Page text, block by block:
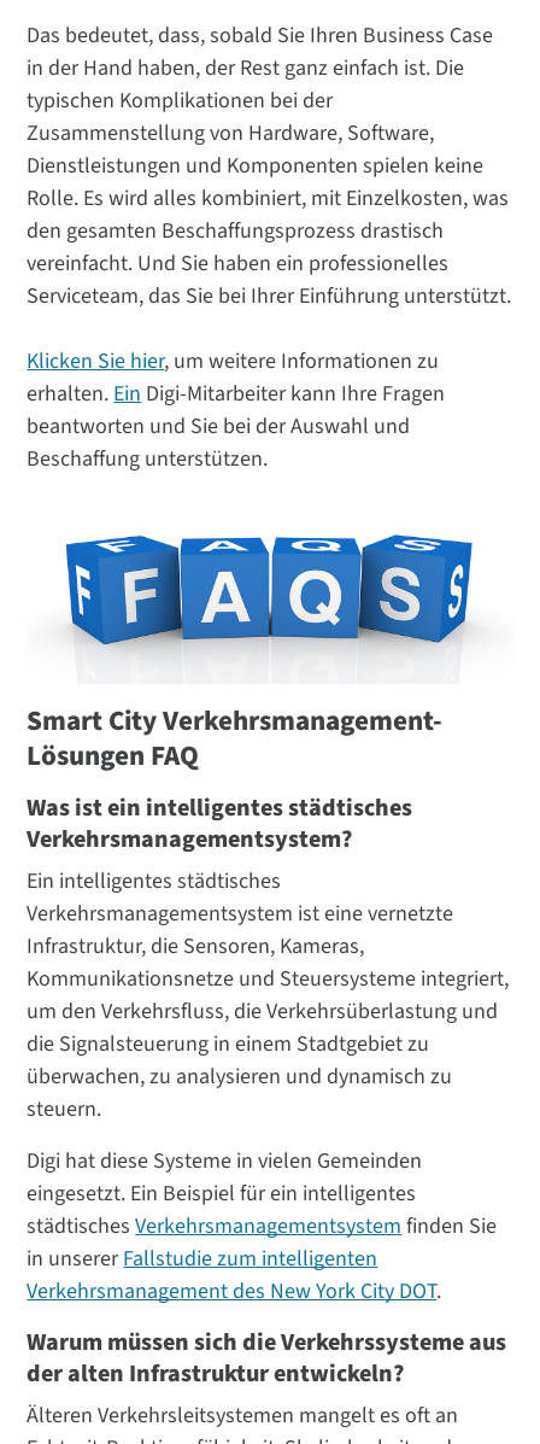
Das bedeutet, dass, sobald Sie Ihren Business Case
in der Hand haben, der Rest ganz einfach ist. Die
typischen Komplikationen bei der
Zusammenstellung von Hardware, Software,
Dienstleistungen und Komponenten spielen keine
Rolle. Es wird alles kombiniert, mit Einzelkosten, was
den gesamten Beschaffungsprozess drastisch
vereinfacht. Und Sie haben ein professionelles
Serviceteam, das Sie bei Ihrer Einführung unterstützt.
Klicken Sie hier, um weitere Informationen zu
erhalten. Ein Digi-Mitarbeiter kann Ihre Fragen
beantworten und Sie bei der Auswahl und
Beschaffung unterstützen.
Smart City Verkehrsmanagement-
Lösungen FAQ
Was ist ein intelligentes städtisches
Verkehrsmanagementsystem?
Ein intelligentes städtisches
Verkehrsmanagementsystem ist eine vernetzte
Infrastruktur, die Sensoren, Kameras,
Kommunikationsnetze und Steuersysteme integriert,
um den Verkehrsfluss, die Verkehrsüberlastung und
die Signalsteuerung in einem Stadtgebiet zu
überwachen, zu analysieren und dynamisch zu
steuern.
Digi hat diese Systeme in vielen Gemeinden
eingesetzt. Ein Beispiel für ein intelligentes
städtischesVerkehrsmanagementsystemfinden Sie
in unsererFallstudie zum intelligenten
Verkehrsmanagement des New York City DOT.
Warum müssen sich die Verkehrssysteme aus
der alten Infrastruktur entwickeln?
Älteren Verkehrsleitsystemen mangelt es oft an